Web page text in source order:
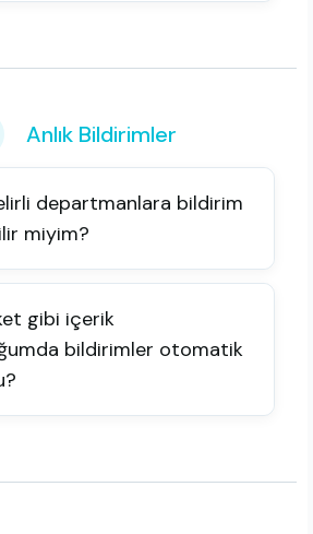
Anlık Bildirimler
departmanlara bildirim
miyim?
gibi içerik
bildirimler otomatik